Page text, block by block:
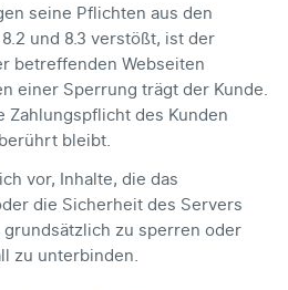
seine Pflichten aus den
und 8.3 verstößt, ist der
betreffenden Webseiten
einer Sperrung trägt der Kunde.
Zahlungspflicht des Kunden
bleibt.
vor, Inhalte, die das
die Sicherheit des Servers
zu sperren oder
zu unterbinden.